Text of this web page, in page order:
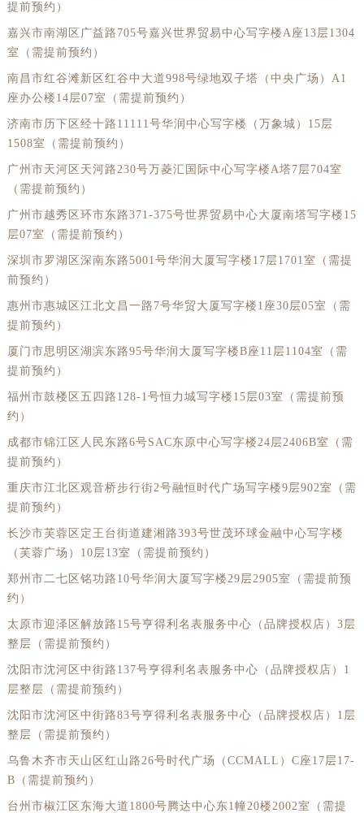
提前预约）
嘉兴市南湖区广益路705号嘉兴世界贸易中心写字楼A座13层1304
室（需提前预约）
南昌市红谷滩新区红谷中大道998号绿地双子塔（中央广场）A1
座办公楼14层07室（需提前预约）
济南市历下区经十路11111号华润中心写字楼（万象城）15层
1508室（需提前预约）
广州市天河区天河路230号万菱汇国际中心写字楼A塔7层704室
（需提前预约）
广州市越秀区环市东路371-375号世界贸易中心大厦南塔写字楼15
层07室（需提前预约）
深圳市罗湖区深南东路5001号华润大厦写字楼17层1701室（需提
前预约）
惠州市惠城区江北文昌一路7号华贸大厦写字楼1座30层05室（需
提前预约）
厦门市思明区湖滨东路95号华润大厦写字楼B座11层1104室（需
提前预约）
福州市鼓楼区五四路128-1号恒力城写字楼15层03室（需提前预
约）
成都市锦江区人民东路6号SAC东原中心写字楼24层2406B室（需
提前预约）
重庆市江北区观音桥步行街2号融恒时代广场写字楼9层902室（需
提前预约）
长沙市芙蓉区定王台街道建湘路393号世茂环球金融中心写字楼
（芙蓉广场）10层13室（需提前预约）
郑州市二七区铭功路10号华润大厦写字楼29层2905室（需提前预
约）
太原市迎泽区解放路15号亨得利名表服务中心（品牌授权店）3层
整层（需提前预约）
沈阳市沈河区中街路137号亨得利名表服务中心（品牌授权店）1
层整层（需提前预约）
沈阳市沈河区中街路83号亨得利名表服务中心（品牌授权店）1层
整层（需提前预约）
乌鲁木齐市天山区红山路26号时代广场（CCMALL）C座17层17-
B（需提前预约）
台州市椒江区东海大道1800号腾达中心东1幢20楼2002室（需提